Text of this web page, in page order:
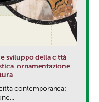
sviluppo della città
ornamentazione
contemporanea: